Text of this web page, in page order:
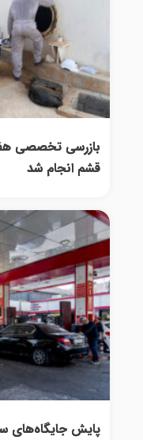
بازرسی تخصصی
قشم انجام شد
پایش جایگاه‌های